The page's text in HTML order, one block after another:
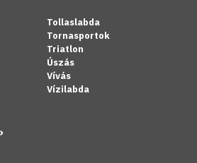
Tollaslabda
Tornasportok
Triatlon
Úszás
Vívás
Vízilabda